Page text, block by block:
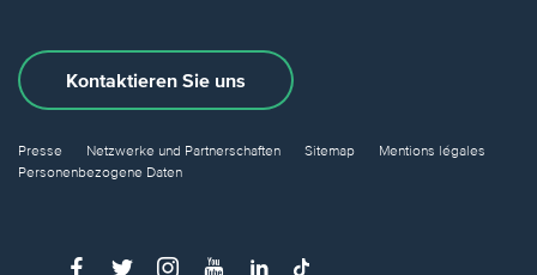
Kontaktieren Sie uns
Presse Netzwerke und Partnerschaften Sitemap
Mentions légales
Personenbezogene Daten